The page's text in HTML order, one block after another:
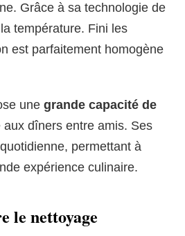
Grâce à sa technologie de
température. Fini les
est parfaitement homogène
une grande capacité de
aux dîners entre amis. Ses
permettant à
expérience culinaire.
le nettoyage